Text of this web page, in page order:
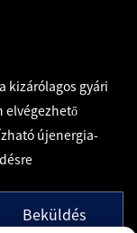
kizárólagos gyári
elvégezhető
újenergia-
Beküldés